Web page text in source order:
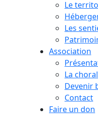
Le
Les
Association
La
Devenir
Contact
Faire un don